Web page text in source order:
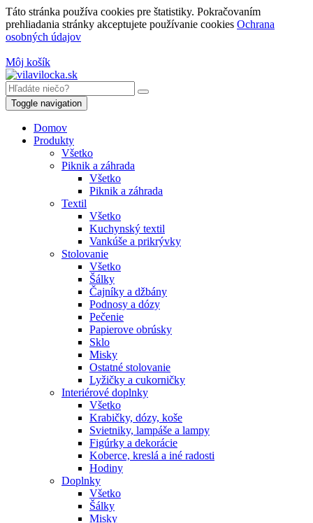
Táto stránka používa cookies pre štatistiky. Pokračovaním
prehliadania stránky akceptujete používanie cookies Ochrana
osobných údajov
Môj košík
Toggle navigation
Domov
Produkty
Všetko
Piknik a záhrada
Všetko
Piknik a záhrada
Textil
Všetko
Kuchynský textil
Vankúše a prikrývky
Stolovanie
Všetko
Šálky
Čajníky a džbány
Podnosy a dózy
Pečenie
Papierove obrúsky
Sklo
Misky
Ostatné stolovanie
Lyžičky a cukorničky
Interiérové doplnky
Všetko
Krabičky, dózy, koše
Svietniky, lampáše a lampy
Figúrky a dekorácie
Koberce, kreslá a iné radosti
Hodiny
Doplnky
Všetko
Šálky
Misky